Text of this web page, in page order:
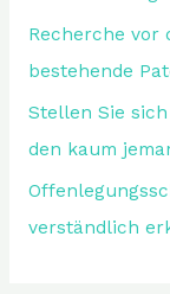
Recherche vor
bestehende
Stellen Sie
den kaum
verständlich